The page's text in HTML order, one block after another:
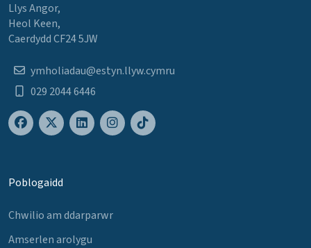
Llys Angor,
Heol Keen,
Caerdydd CF24 5JW
ymholiadau@estyn.llyw.cymru
029 2044 6446
Poblogaidd
Chwilio am ddarparwr
Amserlen arolygu